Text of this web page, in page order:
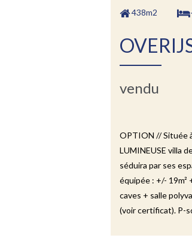
438m2
vendu
OPTION // Située
LUMINEUSE villa
séduira par ses
équipée : +/- 19m²
caves + salle
(voir certificat). P-